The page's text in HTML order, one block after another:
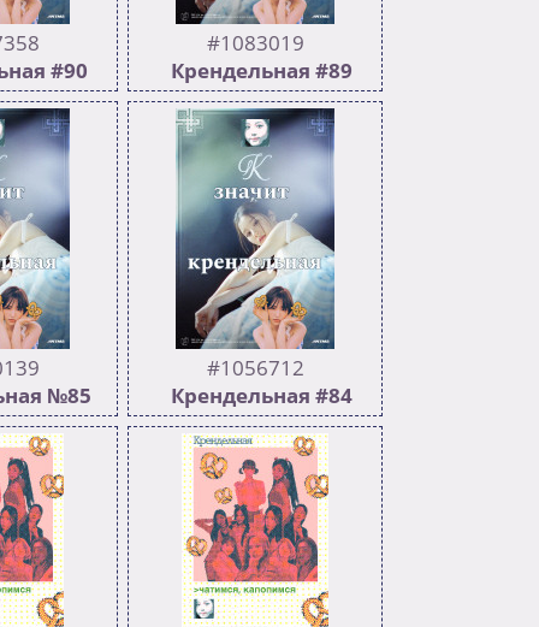
#90
289
сотки
попой на
>>1083019
#1083019
Крендельная #89
523 228
:yeonwoo_tired: Вы не
поверите но там %%Ким
Минджон%% >>1076146
№85
222
особенно
Начало
весна (с)
в
все
в турнире
Хикару
#1056712
Крендельная #84
502 167
С др Айрин! И делимся
лайфхаками как готовить
смайлецов А вельветки
немного подскажут: *Step
one, mix it* *Step two, bake
it* *Step three, serve it*
https://youtu.be/-
Dsi8tOAtWQ?si=41OyFA-